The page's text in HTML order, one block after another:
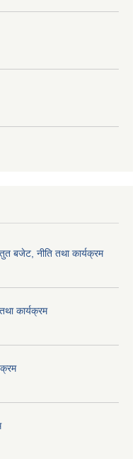
बजेट, नीति तथा कार्यक्रम
कार्यक्रम